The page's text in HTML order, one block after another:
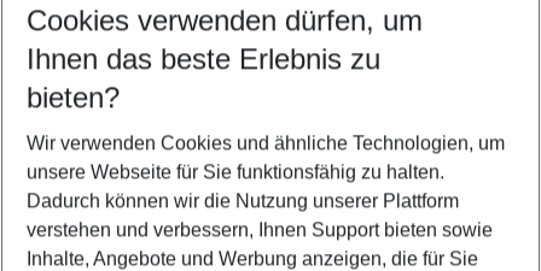
Customize your offer
Find the perfect deal which suits your best
Your departure airport
Any airport
Select your date range
08/08/26–06/08/27 5-8 nights
Who will travel
2 adults No children
Cookies verwenden dürfen, um
Ihnen das beste Erlebnis zu
bieten?
Wir verwenden Cookies und ähnliche Technologien, um
unsere Webseite für Sie funktionsfähig zu halten.
Dadurch können wir die Nutzung unserer Plattform
verstehen und verbessern, Ihnen Support bieten sowie
Inhalte, Angebote und Werbung anzeigen, die für Sie